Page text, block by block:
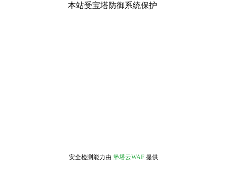
本站受宝塔防御系统保护
安全检测能力由 堡塔云WAF 提供